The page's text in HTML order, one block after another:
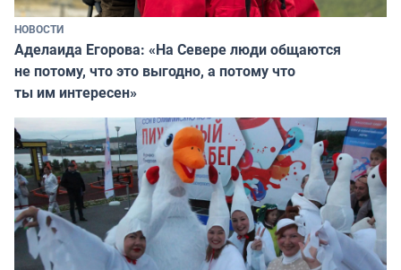
НОВОСТИ
Аделаида Егорова: «На Севере люди общаются
не потому, что это выгодно, а потому что
ты им интересен»